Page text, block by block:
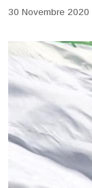
30 Novembre 2020